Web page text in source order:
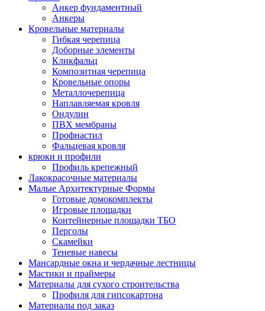
Анкер фундаментный
Анкеры
Кровельные материалы
Гибкая черепица
Доборные элементы
Кликфальц
Композитная черепица
Кровельные опоры
Металлочерепица
Наплавляемая кровля
Ондулин
ПВХ мембраны
Профнастил
Фальцевая кровля
крюки и профили
Профиль крепежный
Лакокрасочные материалы
Малые Архитектурные Формы
Готовые домокомплекты
Игровые площадки
Контейнерные площадки ТБО
Перголы
Скамейки
Теневые навесы
Мансардные окна и чердачные лестницы
Мастики и праймеры
Материалы для сухого строительства
Профиля для гипсокартона
Материалы под заказ